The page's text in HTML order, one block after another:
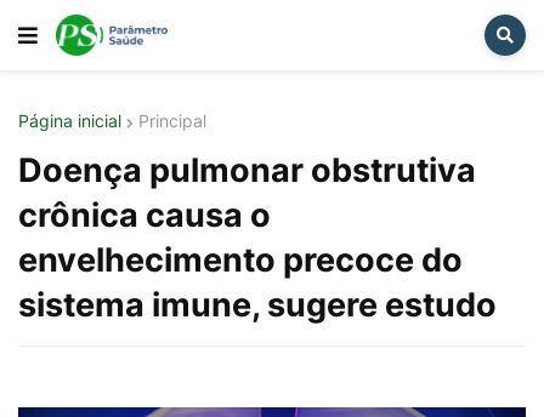
Página inicial Principal
Doença pulmonar obstrutiva
crônica causa o
envelhecimento precoce do
sistema imune, sugere estudo